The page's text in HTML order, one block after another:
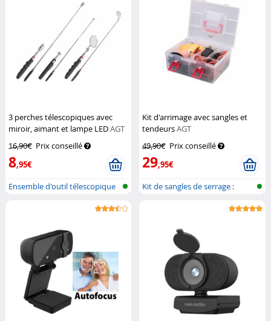
3 perches télescopiques avec
miroir, aimant et lampe LEDAGT
16,90€ Prix conseillé
8,95€
Ensemble d'outil télescopique
Kit d'arrimage avec sangles et
tendeursAGT
49,90€ Prix conseillé
29,95€
Kit de sangles de serrage :